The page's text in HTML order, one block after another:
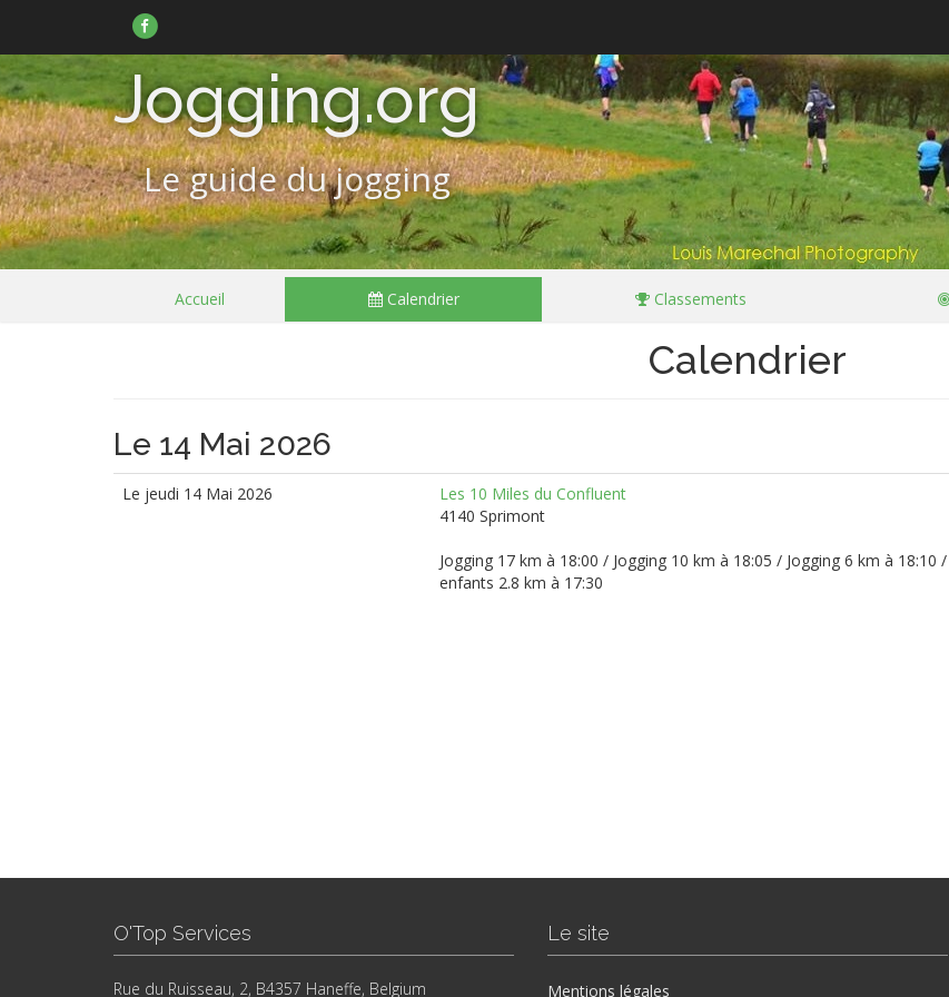
Facebook
Jogging.org
Le guide du jogging
Accueil Calendrier Classements
Calendrier
Le 14 Mai 2026
Le jeudi 14 Mai 2026
Les 10 Miles du Confluent
4140 Sprimont
Jogging 17 km à 18:00 / Jogging 10 km à 18:05 / Jogging 6 km à 18:10
enfants 2.8 km à 17:30
O'Top Services
Rue du Ruisseau, 2, B4357 Haneffe, Belgium
Le site
Mentions légales